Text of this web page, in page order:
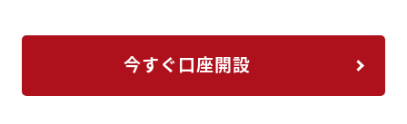
今すぐ口座開設